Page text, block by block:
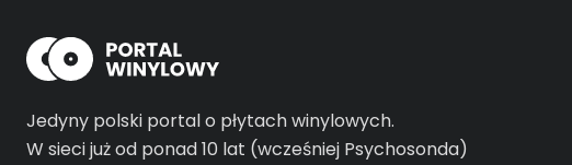
Jedyny polski portal o płytach winylowych.
W sieci już od ponad 10 lat (wcześniej Psychosonda)